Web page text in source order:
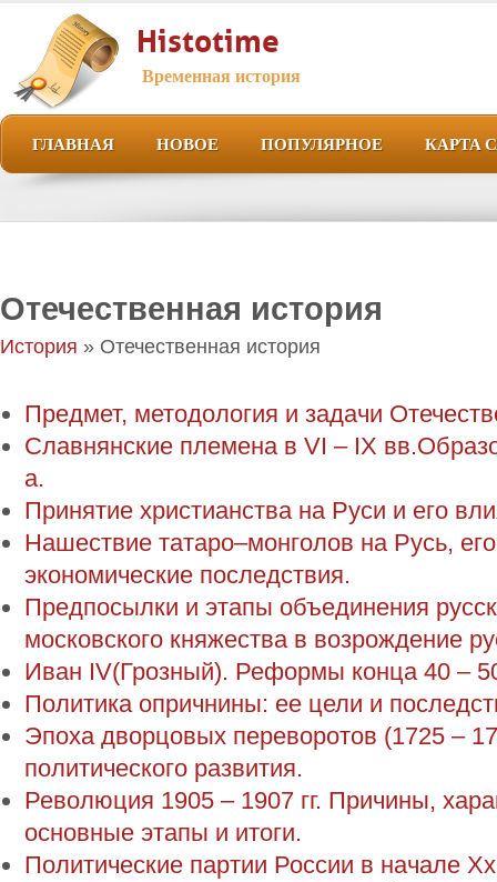
Histotime
Временная история
ГЛАВНАЯ НОВОЕ ПОПУЛЯРНОЕ КАРТА
Отечественная история
История » Отечественная история
Предмет, методология и задачи
Славнянские племена в VI – IX
а.
Принятие христианства на Руси и его
Нашествие татаро–монголов на Русь,
экономические последствия.
Предпосылки и этапы объединения
московского княжества в возрождение
Иван IV(Грозный). Реформы конца 40 –
Политика опричнины: ее цели и
Эпоха дворцовых переворотов (1725 –
политического развития.
Революция 1905 – 1907 гг. Причины,
основные этапы и итоги.
Политические партии России в начале